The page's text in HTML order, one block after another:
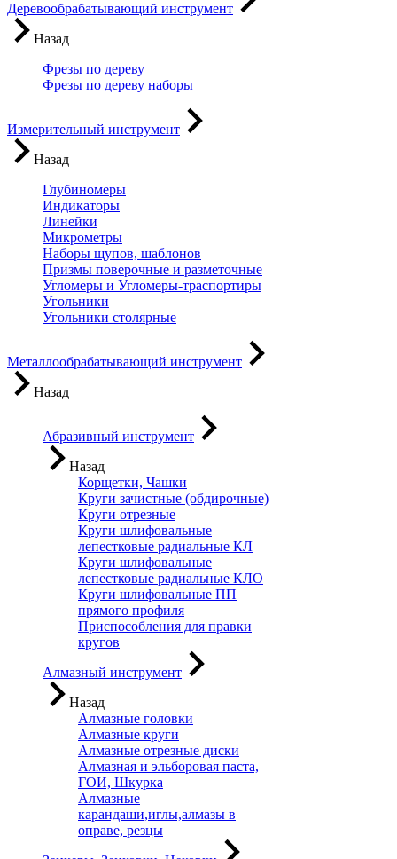
Деревообрабатывающий инструмент
Назад
Фрезы по дереву
Фрезы по дереву наборы
Измерительный инструмент
Назад
Глубиномеры
Индикаторы
Линейки
Микрометры
Наборы щупов, шаблонов
Призмы поверочные и разметочные
Угломеры и Угломеры-траспортиры
Угольники
Угольники столярные
Металлообрабатывающий инструмент
Назад
Абразивный инструмент
Назад
Корщетки, Чашки
Круги зачистные (обдирочные)
Круги отрезные
Круги шлифовальные
лепестковые радиальные КЛ
Круги шлифовальные
лепестковые радиальные КЛО
Круги шлифовальные ПП
прямого профиля
Приспособления для правки
кругов
Алмазный инструмент
Назад
Алмазные головки
Алмазные круги
Алмазные отрезные диски
Алмазная и эльборовая паста,
ГОИ, Шкурка
Алмазные
карандаши,иглы,алмазы в
оправе, резцы